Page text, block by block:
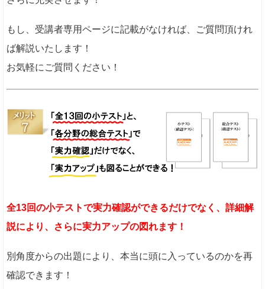
もし、受講者専用ページに記載がなければ、ご質問頂けれ
ば解説いたします！
お気軽にご質問ください！
全13回の小テストで実力確認ができるだけでなく、詳細解
説により、さらに実力アップの図れます！
別角度からの出題により、本当に頭に入っているのかを再
確認できます！